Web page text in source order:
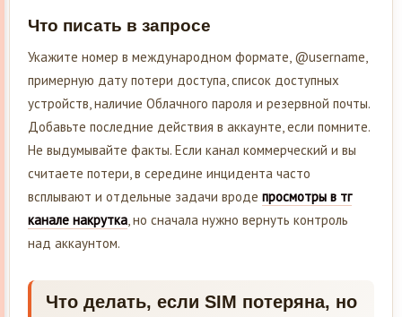
Что писать в запросе
Укажите номер в международном формате, @username,
примерную дату потери доступа, список доступных
устройств, наличие Облачного пароля и резервной почты.
Добавьте последние действия в аккаунте, если помните.
Не выдумывайте факты. Если канал коммерческий и вы
считаете потери, в середине инцидента часто
всплывают и отдельные задачи вроде просмотры в тг
канале накрутка, но сначала нужно вернуть контроль
над аккаунтом.
Что делать, если SIM потеряна, но